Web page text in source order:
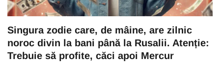
Singura zodie care, de mâine, are zilnic
noroc divin la bani până la Rusalii. Atenție:
Trebuie să profite, căci apoi Mercur